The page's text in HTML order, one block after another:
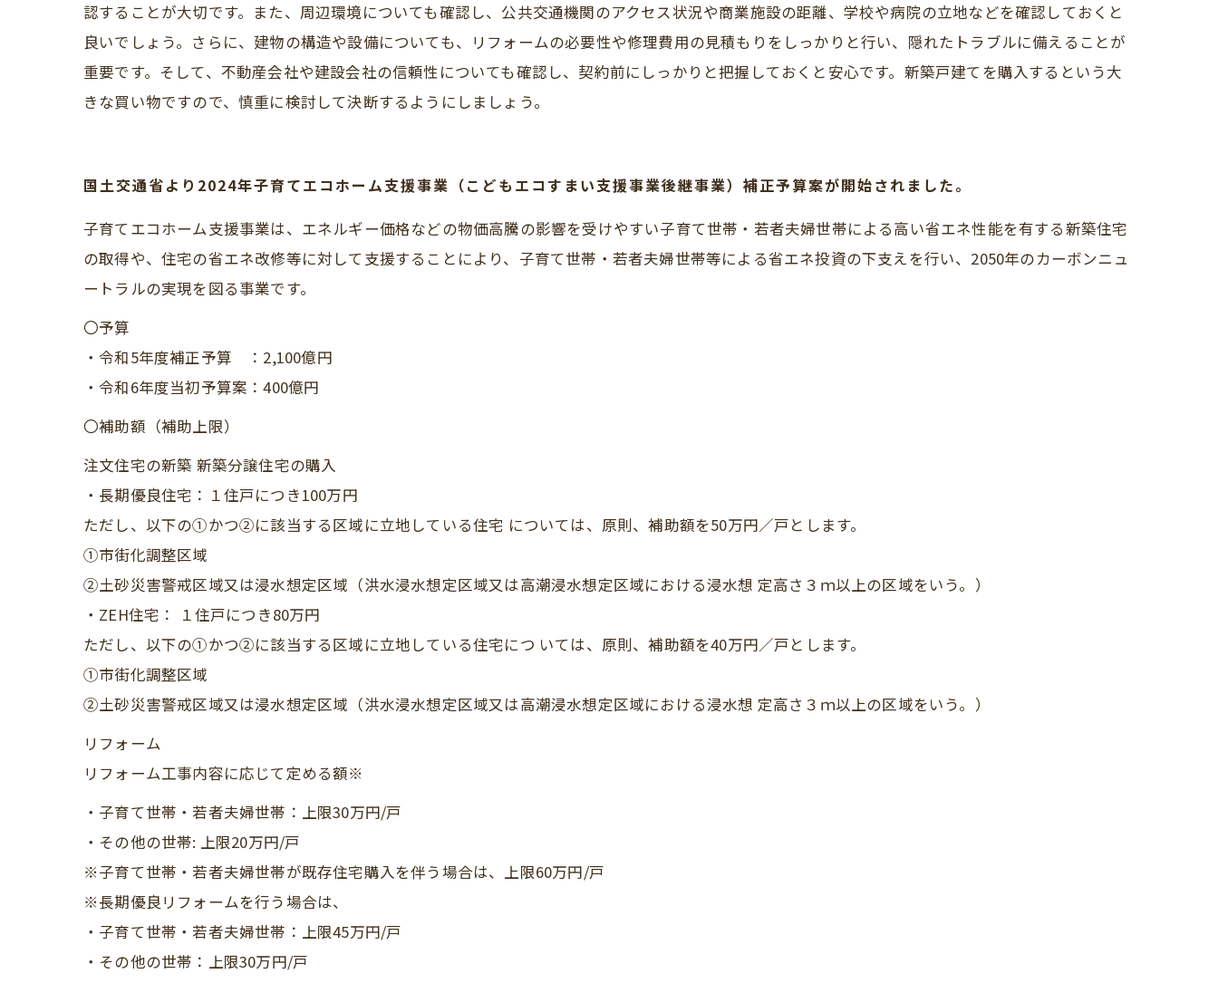
認することが大切です。また、周辺環境についても確認し、公共交通機関のアクセス状況や商業施設の距離、学校や病院の立地などを確認しておくと
良いでしょう。さらに、建物の構造や設備についても、リフォームの必要性や修理費用の見積もりをしっかりと行い、隠れたトラブルに備えることが
重要です。そして、不動産会社や建設会社の信頼性についても確認し、契約前にしっかりと把握しておくと安心です。新築戸建てを購入するという大
きな買い物ですので、慎重に検討して決断するようにしましょう。
国土交通省より2024年子育てエコホーム支援事業（こどもエコすまい支援事業後継事業）補正予算案が開始されました。
子育てエコホーム支援事業は、エネルギー価格などの物価高騰の影響を受けやすい子育て世帯・若者夫婦世帯による高い省エネ性能を有する新築住宅
の取得や、住宅の省エネ改修等に対して支援することにより、子育て世帯・若者夫婦世帯等による省エネ投資の下支えを行い、2050年のカーボンニュ
ートラルの実現を図る事業です。
〇予算
・令和5年度補正予算 ：2,100億円
・令和6年度当初予算案：400億円
〇補助額（補助上限）
注文住宅の新築 新築分譲住宅の購入
・長期優良住宅：１住戸につき100万円
ただし、以下の①かつ②に該当する区域に立地している住宅 については、原則、補助額を50万円／戸とします。
①市街化調整区域
②土砂災害警戒区域又は浸水想定区域（洪水浸水想定区域又は高潮浸水想定区域における浸水想 定高さ３ｍ以上の区域をいう。）
・ZEH住宅： １住戸につき80万円
ただし、以下の①かつ②に該当する区域に立地している住宅につ いては、原則、補助額を40万円／戸とします。
①市街化調整区域
②土砂災害警戒区域又は浸水想定区域（洪水浸水想定区域又は高潮浸水想定区域における浸水想 定高さ３ｍ以上の区域をいう。）
リフォーム
リフォーム工事内容に応じて定める額※
・子育て世帯・若者夫婦世帯：上限30万円/戸
・その他の世帯: 上限20万円/戸
※子育て世帯・若者夫婦世帯が既存住宅購入を伴う場合は、上限60万円/戸
※長期優良リフォームを行う場合は、
・子育て世帯・若者夫婦世帯：上限45万円/戸
・その他の世帯：上限30万円/戸